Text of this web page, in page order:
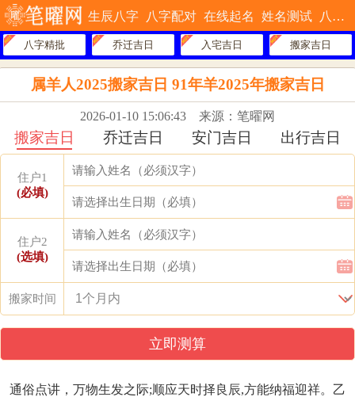
生辰八字 八字配对 在线起名 姓名测试 八字排盘
八字精批 乔迁吉日 入宅吉日 搬家吉日
属羊人2025搬家吉日 91年羊2025年搬家吉日
2026-01-10 15:06:43 来源：笔曜网
搬家吉日 乔迁吉日 安门吉日 出行吉日
住户1
(必填)
住户2
(选填)
搬家时间
立即测算
通俗点讲，万物生发之际;顺应天时择良辰,方能纳福迎祥。乙